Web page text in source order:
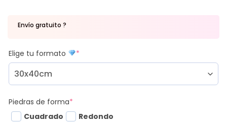
Envío gratuito ?
Elige tu formato *
Piedras de forma*
Cuadrado
Redondo